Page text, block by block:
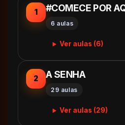
1 #COMECE POR
6 aulas
Ver aulas (6)
2 A SENHA
29 aulas
Ver aulas (29)